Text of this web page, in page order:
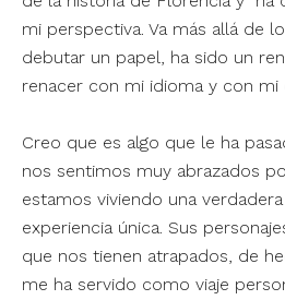
mi perspectiva. Va más allá de
debutar un papel, ha sido un
renacer con mi idioma y con mi
Creo que es algo que le ha
nos sentimos muy abrazados
estamos viviendo una
experiencia única. Sus
que nos tienen atrapados, de
me ha servido como viaje